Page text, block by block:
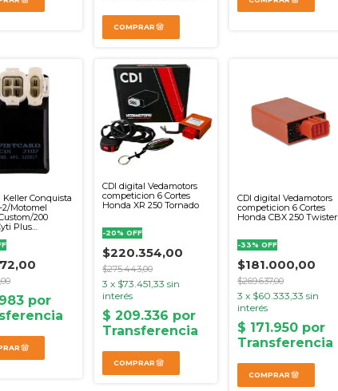
Keller Conquista
2/Motomel
200
Plus
Expert 80
Avance Alim. A
CDI digital Vedamotors
competicion 6 Cortes
Honda XR 250 Tornado
-20% OFF
$220.354,00
$275.443,00
3 x $73.451,33 sin
interés
CDI digital Vedamotors
competicion 6 Cortes
Honda CBX 250 Twister
-33% OFF
$181.000,00
$269.637,00
3 x $60.333,33 sin
interés